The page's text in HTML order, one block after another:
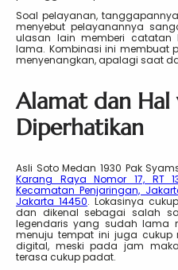
Soal pelayanan,
menyebut pelayanannya
ulasan lain memberi catatan
lama. Kombinasi ini membuat
menyenangkan, apalagi saat
Alamat dan Hal
Diperhatikan
Asli Soto Medan 1930 Pak
Karang Raya Nomor 17, RT
Kecamatan Penjaringan,
Jakarta 14450. Lokasinya
dan dikenal sebagai salah
legendaris yang sudah lama
menuju tempat ini juga
digital, meski pada jam
terasa cukup padat.